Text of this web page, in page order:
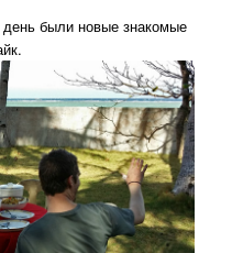
были новые знакомые